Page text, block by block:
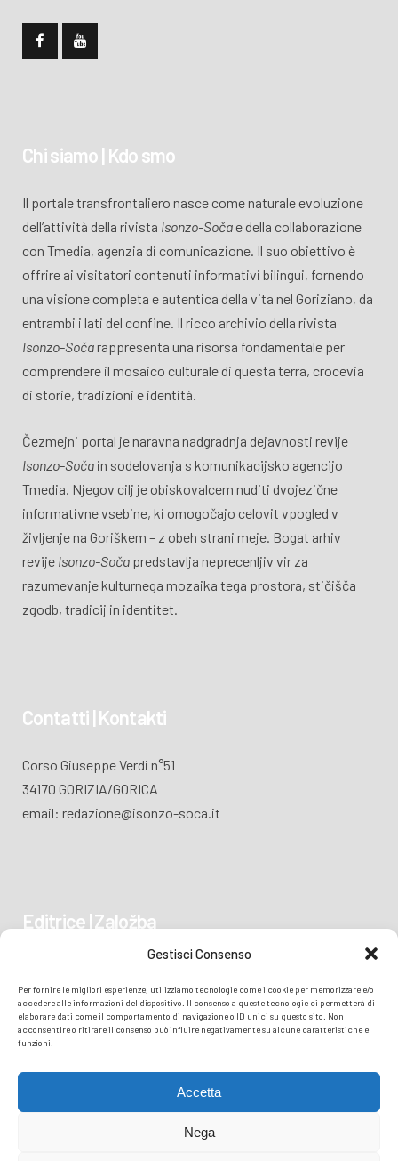
Gestisci Consenso
Per fornire le migliori esperienze, utilizziamo tecnologie come i cookie per memorizzare e/o
accedere alle informazioni del dispositivo. Il consenso a queste tecnologie ci permetterà di
elaborare dati come il comportamento di navigazione o ID unici su questo sito. Non
acconsentire o ritirare il consenso può influire negativamente su alcune caratteristiche e
funzioni.
Accetta
Nega
Chi siamo | Kdo smo
Il portale transfrontaliero nasce come naturale evoluzione
dell’attività della rivista Isonzo-Sočae della collaborazione
con Tmedia, agenzia di comunicazione. Il suo obiettivo è
offrire ai visitatori contenuti informativi bilingui, fornendo
una visione completa e autentica della vita nel Goriziano, da
entrambi i lati del confine. Il ricco archivio della rivista
Isonzo-Sočarappresenta una risorsa fondamentale per
comprendere il mosaico culturale di questa terra, crocevia
di storie, tradizioni e identità.
Čezmejni portal je naravna nadgradnja dejavnosti revije
Isonzo-Soča in sodelovanja s komunikacijsko agencijo
Tmedia. Njegov cilj je obiskovalcem nuditi dvojezične
informativne vsebine, ki omogočajo celovit vpogled v
življenje na Goriškem – z obeh strani meje. Bogat arhiv
revije Isonzo-Soča predstavlja neprecenljiv vir za
razumevanje kulturnega mozaika tega prostora, stičišča
zgodb, tradicij in identitet.
Contatti | Kontakti
Corso Giuseppe Verdi n°51
34170 GORIZIA/GORICA
email: redazione@isonzo-soca.it
Editrice | Založba
34170 GORIZIA/GORICA